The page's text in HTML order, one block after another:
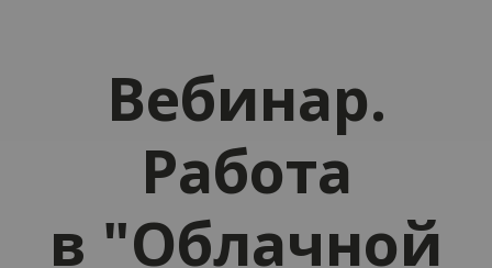
Вебинар.
Работа
в "Облачной